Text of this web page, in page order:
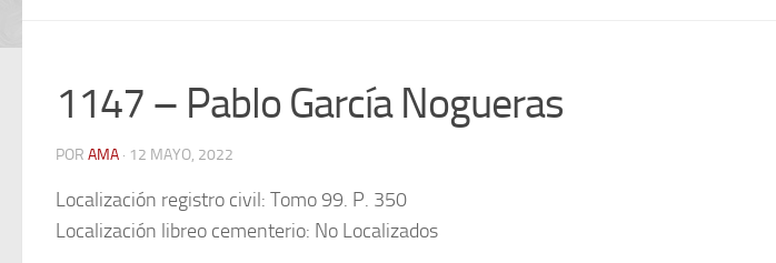
1147 – Pablo García Nogueras
POR AMA · 12 MAYO, 2022
Localización registro civil: Tomo 99. P. 350
Localización libreo cementerio: No Localizados